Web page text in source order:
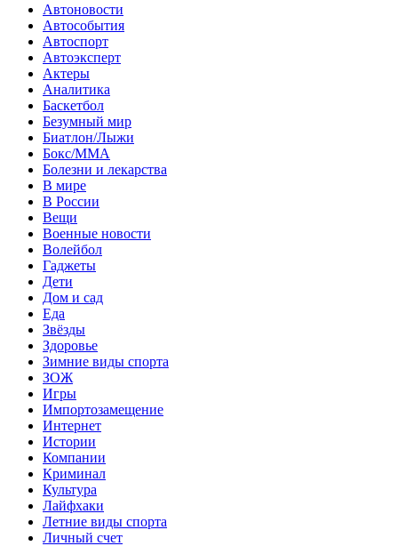
Автоновости
Автособытия
Автоспорт
Автоэксперт
Актеры
Аналитика
Баскетбол
Безумный мир
Биатлон/Лыжи
Бокс/MMA
Болезни и лекарства
В мире
В России
Вещи
Военные новости
Волейбол
Гаджеты
Дети
Дом и сад
Еда
Звёзды
Здоровье
Зимние виды спорта
ЗОЖ
Игры
Импортозамещение
Интернет
Истории
Компании
Криминал
Культура
Лайфхаки
Летние виды спорта
Личный счет